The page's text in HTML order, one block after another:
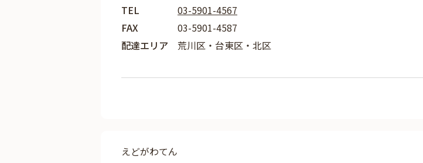
TEL
03-5901-4567
FAX
03-5901-4587
配達エリア
荒川区・台東区・北区
えどがわてん